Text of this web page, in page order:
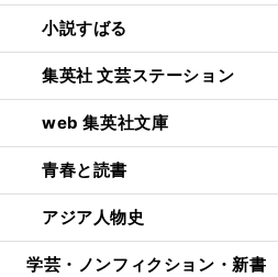
小説すばる
集英社 文芸ステーション
web 集英社文庫
青春と読書
アジア人物史
学芸・ノンフィクション・新書